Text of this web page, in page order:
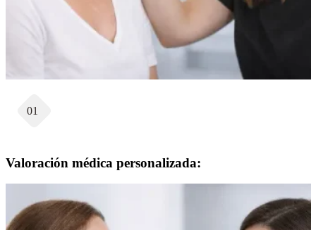
01
Valoración médica personalizada: